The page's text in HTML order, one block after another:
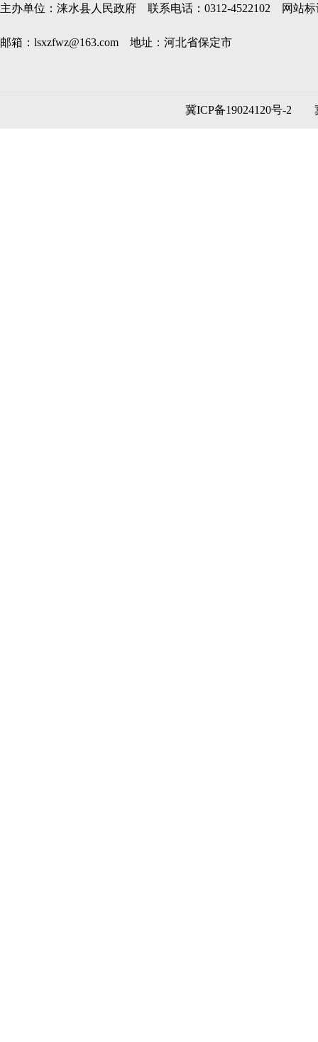
主办单位：涞水县人民政府 联系电话：0312-4522102 网站标
邮箱：lsxzfwz@163.com 地址：河北省保定市
冀ICP备19024120号-2